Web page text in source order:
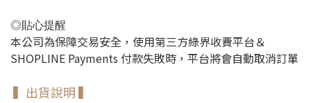
◎貼心提醒
本公司為保障交易安全，使用第三方綠界收費平台＆
SHOPLINE Payments 付款失敗時，平台將會自動取消訂單
▍出貨說明 ▍